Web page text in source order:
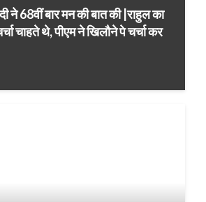
ने 68वीं बार मन की बात की |राहुल का
चाहते थे, पीएम ने खिलौने पे चर्चा कर